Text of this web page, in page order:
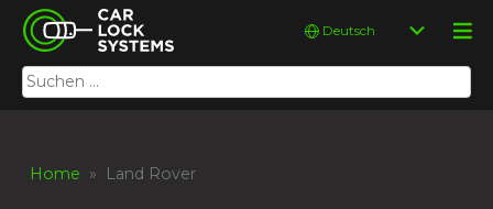
Skip
content
Car Lock Systems
Car Lock Systems
Suchen
nach:
Sprache
Home » Land Rover